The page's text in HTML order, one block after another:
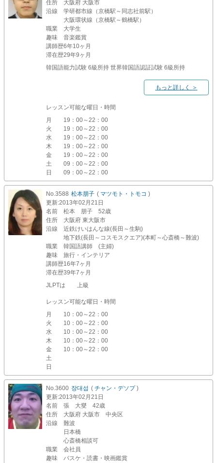
住所
大阪府 大阪市
沿線
学研都市線（京橋駅～同志社前駅）
大阪環状線（京橋駅～鶴橋駅）
職業
大学生
趣味
音楽鑑賞
講師歴6年10ヶ月
滞在歴29年9ヶ月
韓国語能力試験 6級所持 世界韓国語認証試験 6級所持
もっと詳しく ＞
レッスン可能な曜日・時間
月
19：00～22：00
火
19：00～22：00
水
19：00～22：00
木
19：00～22：00
金
19：00～22：00
土
09：00～22：00
日
09：00～22：00
No.3588 松本朋子 ( マツモト・トモコ )
更新:2013年02月21日
名前
松本 朋子 52歳
住所
大阪府 東大阪市
沿線
近鉄けいはんな線(長田～生駒)
地下鉄(長田～コスモスクエア)(本町～心斎橋～難波)
職業
韓国語講師 (主婦)
趣味
旅行・インテリア
講師歴16年7ヶ月
滞在歴39年7ヶ月
JLPTは 上級
レッスン可能な曜日・時間
月
10：00～22：00
火
10：00～22：00
水
10：00～22：00
木
10：00～22：00
金
10：00～22：00
土
日
No.3600 장대섭 ( チャン・デソプ)
更新:2013年02月21日
名前
張 大燮 42歳
住所
大阪府 大阪市 中央区
沿線
難波
日本橋
心斎橋相談可
職業
会社員
趣味
バスケ・読書・映画鑑賞